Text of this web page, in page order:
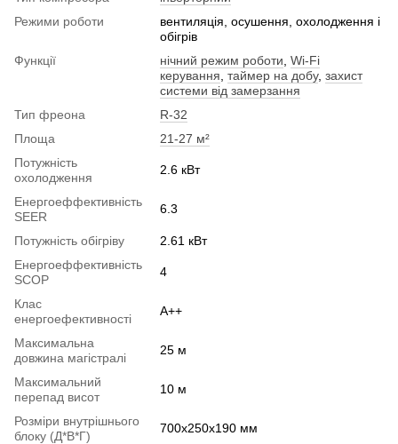
Режими роботи
вентиляція, осушення, охолодження і
обігрів
Функції
нічний режим роботи Wi-Fi
керування таймер на добу, захист
системи від замерзання
Тип фреона
R-32
Площа
21-27 м²
Потужність
охолодження
2.6 кВт
Енергоеффективність
SEER
6.3
Потужність обігріву
2.61 кВт
Енергоеффективність
SCOP
4
Клас
енергоефективності
A++
Максимальна
довжина магістралі
25 м
Максимальний
перепад висот
10 м
Розміри внутрішнього
блоку (Д*В*Г)
700x250x190 мм